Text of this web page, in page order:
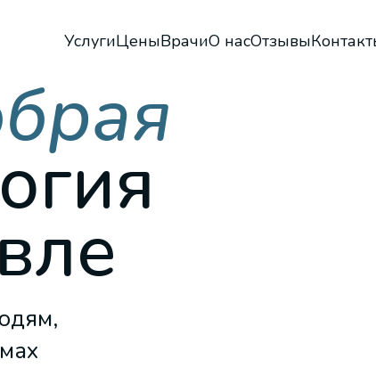
УслугиЦеныВрачиО насОтзывы